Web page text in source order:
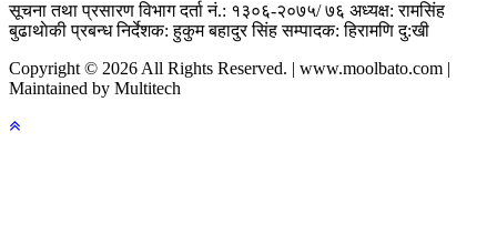
सूचना तथा प्रसारण विभाग दर्ता नं.: १३०६-२०७५/ ७६ अध्यक्ष: रामसिंह
बुढाथाेकी प्रबन्ध निर्देशक: हुकुम बहादुर सिंह सम्पादक: हिरामणि दु:खी
Copyright © 2026 All Rights Reserved. | www.moolbato.com |
Maintained by Multitech